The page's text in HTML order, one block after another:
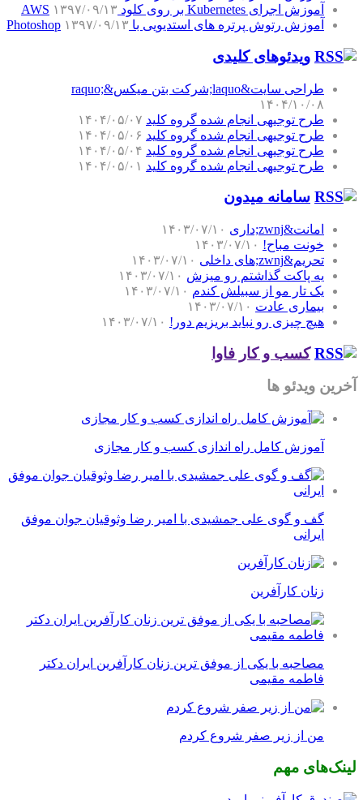
آموزش اجرای Kubernetes بر روی کلود AWS
۱۳۹۷/۰۹/۱۳
آموزش رتوش پرتره های استدیویی با Photoshop ۱۳۹۷/۰۹/۱۳
ویدئوهای کلیدی
طراحی سایت&laquo;شرکت بتن میکس&raquo;
۱۴۰۴/۱۰/۰۸
طرح توجیهی انجام شده گروه کلید ۱۴۰۴/۰۵/۰۷
طرح توجیهی انجام شده گروه کلید ۱۴۰۴/۰۵/۰۶
طرح توجیهی انجام شده گروه کلید ۱۴۰۴/۰۵/۰۴
طرح توجیهی انجام شده گروه کلید ۱۴۰۴/۰۵/۰۱
سامانه میدون
امانت&zwnj;داری
۱۴۰۳/۰۷/۱۰
خونت مباح! ۱۴۰۳/۰۷/۱۰
تحریم&zwnj;های داخلی
۱۴۰۳/۰۷/۱۰
یه پاکت گذاشتم رو میزش ۱۴۰۳/۰۷/۱۰
یک تار مو از سبیلش کندم ۱۴۰۳/۰۷/۱۰
بیماری عادت ۱۴۰۳/۰۷/۱۰
هیچ چیزی رو نباید بریزیم دور! ۱۴۰۳/۰۷/۱۰
کسب و کار فاوا
آخرین ویدئو ها
آموزش کامل راه اندازی کسب و کار مجازی
گف و گوی علی جمشیدی با امیر رضا وثوقیان جوان موفق
ایرانی
زنان کارآفرین
مصاحبه با یکی از موفق ترین زنان کارآفرین ایران دکتر
فاطمه مقیمی
من از زیر صفر شروع کردم
لینک‌های مهم